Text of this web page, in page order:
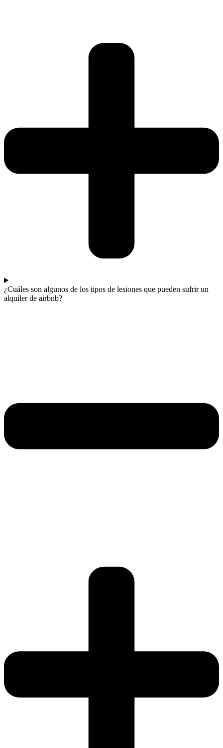
¿Cuáles son algunos de los tipos de lesiones que pueden sufrir un
alquiler de airbnb?